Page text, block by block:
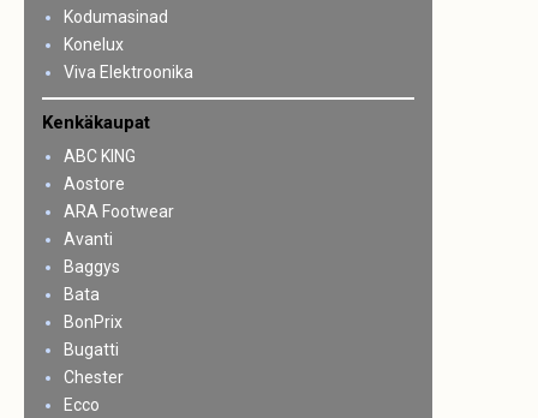
Kodumasinad
Konelux
Viva Elektroonika
Kenkäkaupat
ABC KING
Aostore
ARA Footwear
Avanti
Baggys
Bata
BonPrix
Bugatti
Chester
Ecco